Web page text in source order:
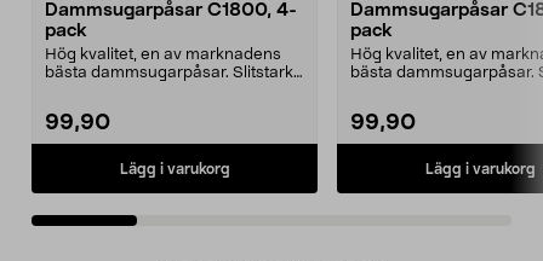
Dammsugarpåsar C1800, 4-
pack
Hög kvalitet, en av marknadens
bästa dammsugarpåsar. Slitstark,
99,90
Lägg i varukorg
Dammsugarpåsar
pack
Hög kvalitet, en av
bästa dammsugarpåsar.
99,90
Lägg i varukorg